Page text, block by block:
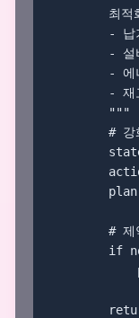
최적
- 납
- 설
- 에
- 재
        """
# 강
# 제
if